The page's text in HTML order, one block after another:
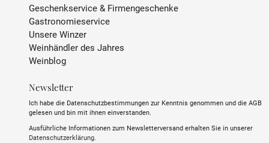
Turckheim, Frankreich
Geschenkservice & Firmengeschenke
Gastronomieservice
Unsere Winzer
Weinhändler des Jahres
Weinblog
Newsletter
Ich habe die Datenschutzbestimmungen zur Kenntnis genommen und die AGB
gelesen und bin mit ihnen einverstanden.
Ausführliche Informationen zum Newsletterversand erhalten Sie in unserer
Datenschutzerklärung.